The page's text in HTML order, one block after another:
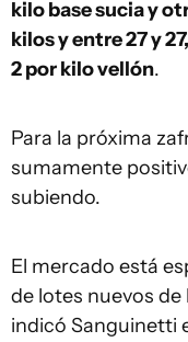
kilo base sucia y
kilos y entre 27 y
2 por kilo vellón.
Para la próxima
sumamente
subiendo.
El mercado está
de lotes nuevos
indicó Sanguinetti